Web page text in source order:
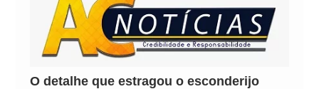
O detalhe que estragou o esconderijo